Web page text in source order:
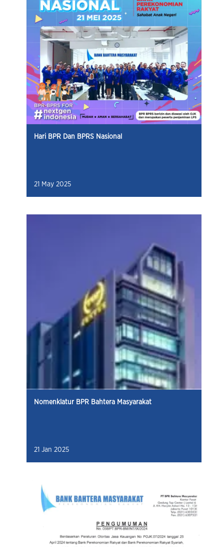
Hari BPR Dan BPRS Nasional
21 May 2025
Nomenklatur BPR Bahtera Masyarakat
21 Jan 2025